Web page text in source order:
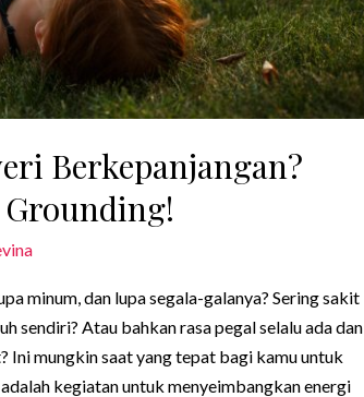
Berkepanjangan?
minum, dan lupa segala-galanya? Sering sakit
sendiri? Atau bahkan rasa pegal selalu ada dan
Ini mungkin saat yang tepat bagi kamu untuk
adalah kegiatan untuk menyeimbangkan energi